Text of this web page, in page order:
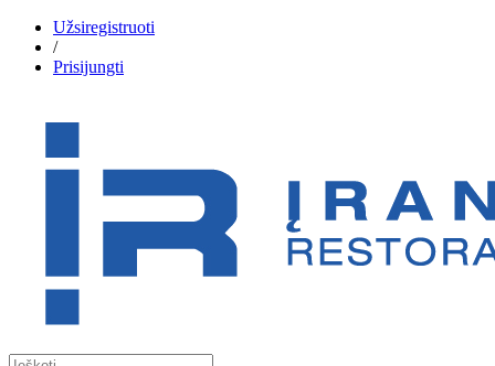
Užsiregistruoti
/
Prisijungti